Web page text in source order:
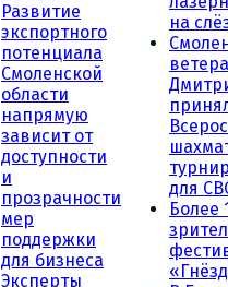
Развитие
экспортного
потенциала
Смоленской
области
напрямую
зависит от
доступности
и
прозрачности
мер
поддержки
для бизнеса
Эксперты
на
для
Более